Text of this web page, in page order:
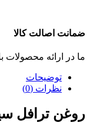
ضمانت اصالت کالا
ما در ارائه محصولات
توضیحات
نظرات (0)
روغن ترافل